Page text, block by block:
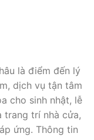
là điểm đến lý
dịch vụ tận tâm
cho sinh nhật, lễ
trang trí nhà cửa,
ứng. Thông tin